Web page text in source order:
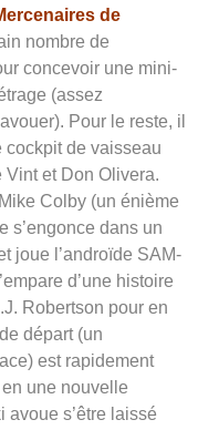
de
nombre de
concevoir une mini-
(assez
Pour le reste, il
cockpit de vaisseau
et Don Olivera.
Colby (un énième
s’engonce dans un
joue l’androïde SAM-
d’une histoire
Robertson pour en
départ (un
est rapidement
une nouvelle
avoue s’être laissé